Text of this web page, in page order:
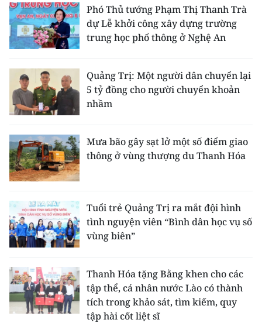
Phó Thủ tướng Phạm Thị Thanh Trà
dự Lễ khởi công xây dựng trường
trung học phổ thông ở Nghệ An
Quảng Trị: Một người dân chuyển lại
5 tỷ đồng cho người chuyển khoản
nhầm
Mưa bão gây sạt lở một số điểm giao
thông ở vùng thượng du Thanh Hóa
Tuổi trẻ Quảng Trị ra mắt đội hình
tình nguyện viên “Bình dân học vụ số
vùng biên”
Thanh Hóa tặng Bằng khen cho các
tập thể, cá nhân nước Lào có thành
tích trong khảo sát, tìm kiếm, quy
tập hài cốt liệt sĩ